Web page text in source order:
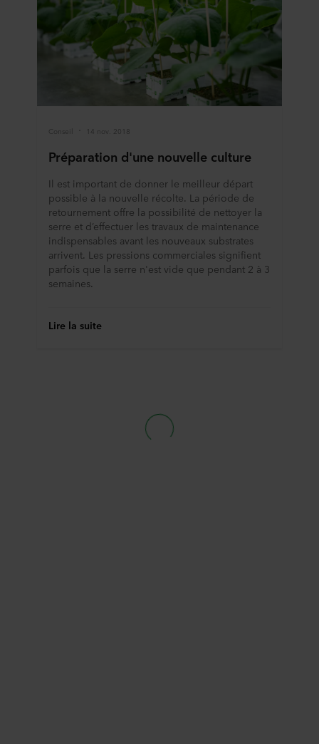
est déposé sur votre terminal. C’est à vous de décider à
quelles fins nos sites web peuvent utiliser des cookies et
donc traiter des informations vous concernant par le biais
Vous pouvez retirer votre consentement ou modifier votre
consentement à tout moment en cliquant sur l’icône de
propos » pour en savoir plus sur notre utilisation des
connaître notre traitement des données personnelles,
incluant l’identification de la société ROCKWOOL qui est
responsable du traitement de vos données personnelles.
Conseil 14 nov. 2018
Préparation d'une nouvelle culture
Il est important de donner le meilleur départ
possible à la nouvelle récolte. La période de
retournement offre la possibilité de nettoyer la
serre et d’effectuer les travaux de maintenance
indispensables avant les nouveaux substrates
arrivent. Les pressions commerciales signifient
parfois que la serre n'est vide que pendant 2 à 3
semaines.
Lire la suite